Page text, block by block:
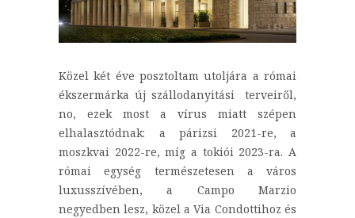
Közel két éve posztoltam utoljára a római
ékszermárka új szállodanyitási terveiről,
no, ezek most a vírus miatt szépen
elhalasztódnak: a párizsi 2021-re, a
moszkvai 2022-re, míg a tokiói 2023-ra. A
római egység természetesen a város
luxusszívében, a Campo Marzio
negyedben lesz, közel a Via Condottihoz és